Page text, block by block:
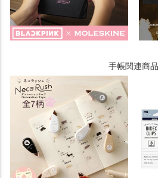
手帳関連商品